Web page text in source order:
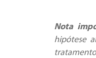
Nota
hipótese